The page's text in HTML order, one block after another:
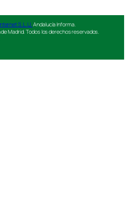
S.L.U.Andalucía Informa.
Madrid. Todos los derechos reservados.